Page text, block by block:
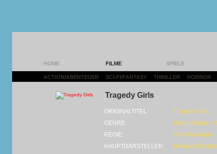
HOME FILME SPIELE
ACTION/ABENTEUER SCI-FI/FANTASY THRILLER HORROR
Tragedy Girls
ORIGINALTITEL:
Tragedy Girls
GENRE:
Horor-Slasher
REGIE:
Tyler MacIntyre
HAUPTDARSTELLER:
Brianna